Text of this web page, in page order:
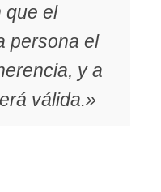
que el
persona el
y a
válida.»